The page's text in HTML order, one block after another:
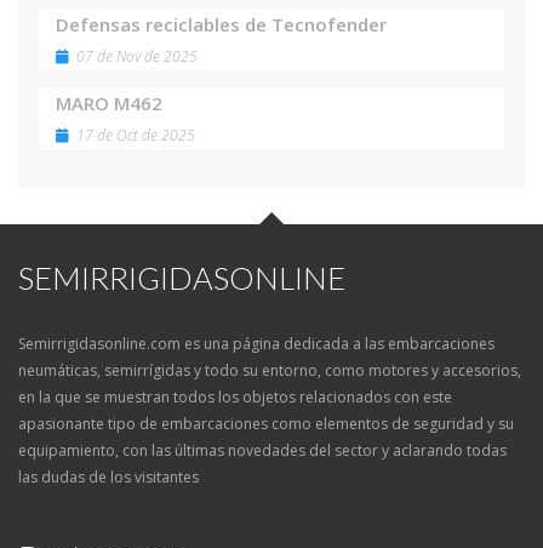
Defensas reciclables de Tecnofender
07 de Nov de 2025
MARO M462
17 de Oct de 2025
SEMIRRIGIDASONLINE
Semirrigidasonline.com es una página dedicada a las embarcaciones
neumáticas, semirrígidas y todo su entorno, como motores y accesorios,
en la que se muestran todos los objetos relacionados con este
apasionante tipo de embarcaciones como elementos de seguridad y su
equipamiento, con las últimas novedades del sector y aclarando todas
las dudas de los visitantes